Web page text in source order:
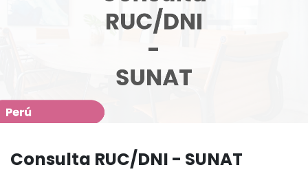
Consulta RUC/DNI - SUNAT